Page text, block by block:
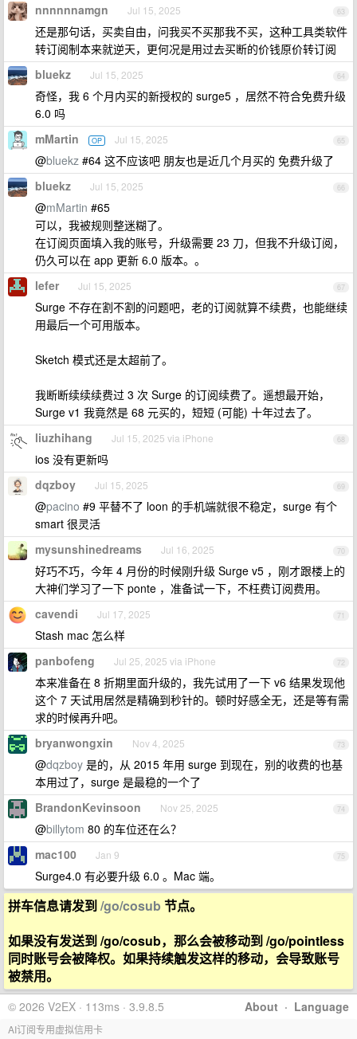
63
nnnnnnamgn Jul 15, 2025
还是那句话，买卖自由，问我买不买那我不买，这种工具类软件
转订阅制本来就逆天，更何况是用过去买断的价钱原价转订阅
64
bluekz Jul 15, 2025
奇怪，我 6 个月内买的新授权的 surge5 ，居然不符合免费升级
6.0 吗
65
mMartin OP Jul 15, 2025
@bluekz #64 这不应该吧 朋友也是近几个月买的 免费升级了
66
bluekz Jul 15, 2025
@mMartin #65
可以，我被规则整迷糊了。
在订阅页面填入我的账号，升级需要 23 刀，但我不升级订阅，
仍久可以在 app 更新 6.0 版本。。
67
lefer Jul 15, 2025
Surge 不存在割不割的问题吧，老的订阅就算不续费，也能继续
用最后一个可用版本。
Sketch 模式还是太超前了。
我断断续续续费过 3 次 Surge 的订阅续费了。遥想最开始，
Surge v1 我竟然是 68 元买的，短短 (可能) 十年过去了。
68
liuzhihang Jul 15, 2025 via iPhone
ios 没有更新吗
69
dqzboy Jul 15, 2025
@pacino #9 平替不了 loon 的手机端就很不稳定，surge 有个
smart 很灵活
70
mysunshinedreams Jul 16, 2025
好巧不巧，今年 4 月份的时候刚升级 Surge v5 ，刚才跟楼上的
大神们学习了一下 ponte ，准备试一下，不枉费订阅费用。
71
cavendi Jul 17, 2025
Stash mac 怎么样
72
panbofeng Jul 25, 2025 via iPhone
本来准备在 8 折期里面升级的，我先试用了一下 v6 结果发现他
这个 7 天试用居然是精确到秒针的。顿时好感全无，还是等有需
求的时候再升吧。
73
bryanwongxin Nov 4, 2025
@dqzboy 是的，从 2015 年用 surge 到现在，别的收费的也基
本用过了，surge 是最稳的一个了
74
BrandonKevinsoon Nov 25, 2025
@billytom 80 的车位还在么？
75
mac100 Jan 9
Surge4.0 有必要升级 6.0 。Mac 端。
拼车信息请发到/go/cosub 节点。
如果没有发送到 /go/cosub，那么会被移动到 /go/pointless
同时账号会被降权。如果持续触发这样的移动，会导致账号
被禁用。
About · Language
© 2026 V2EX · 113ms · 3.9.8.5
AI订阅专用虚拟信用卡